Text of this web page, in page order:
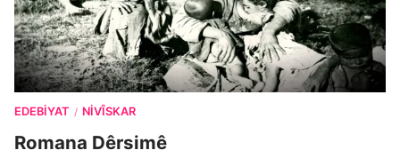
EDEBIYAT / NIVÎSKAR
Romana Dêrsimê